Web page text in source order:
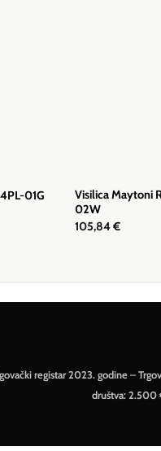
01G
Visilica Maytoni
02W
105,84€
registar 2023. godine –
društva: 2.500